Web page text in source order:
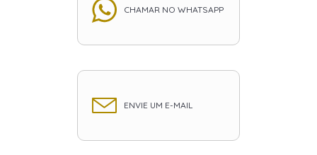
CHAMAR NO WHATSAPP
ENVIE UM E-MAIL